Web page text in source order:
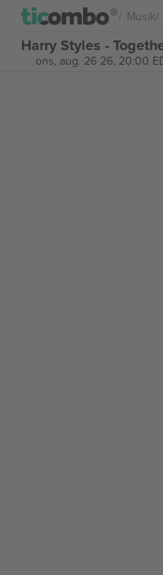
Musik
Harry Styles -
ons, aug. 26 26, 20:00